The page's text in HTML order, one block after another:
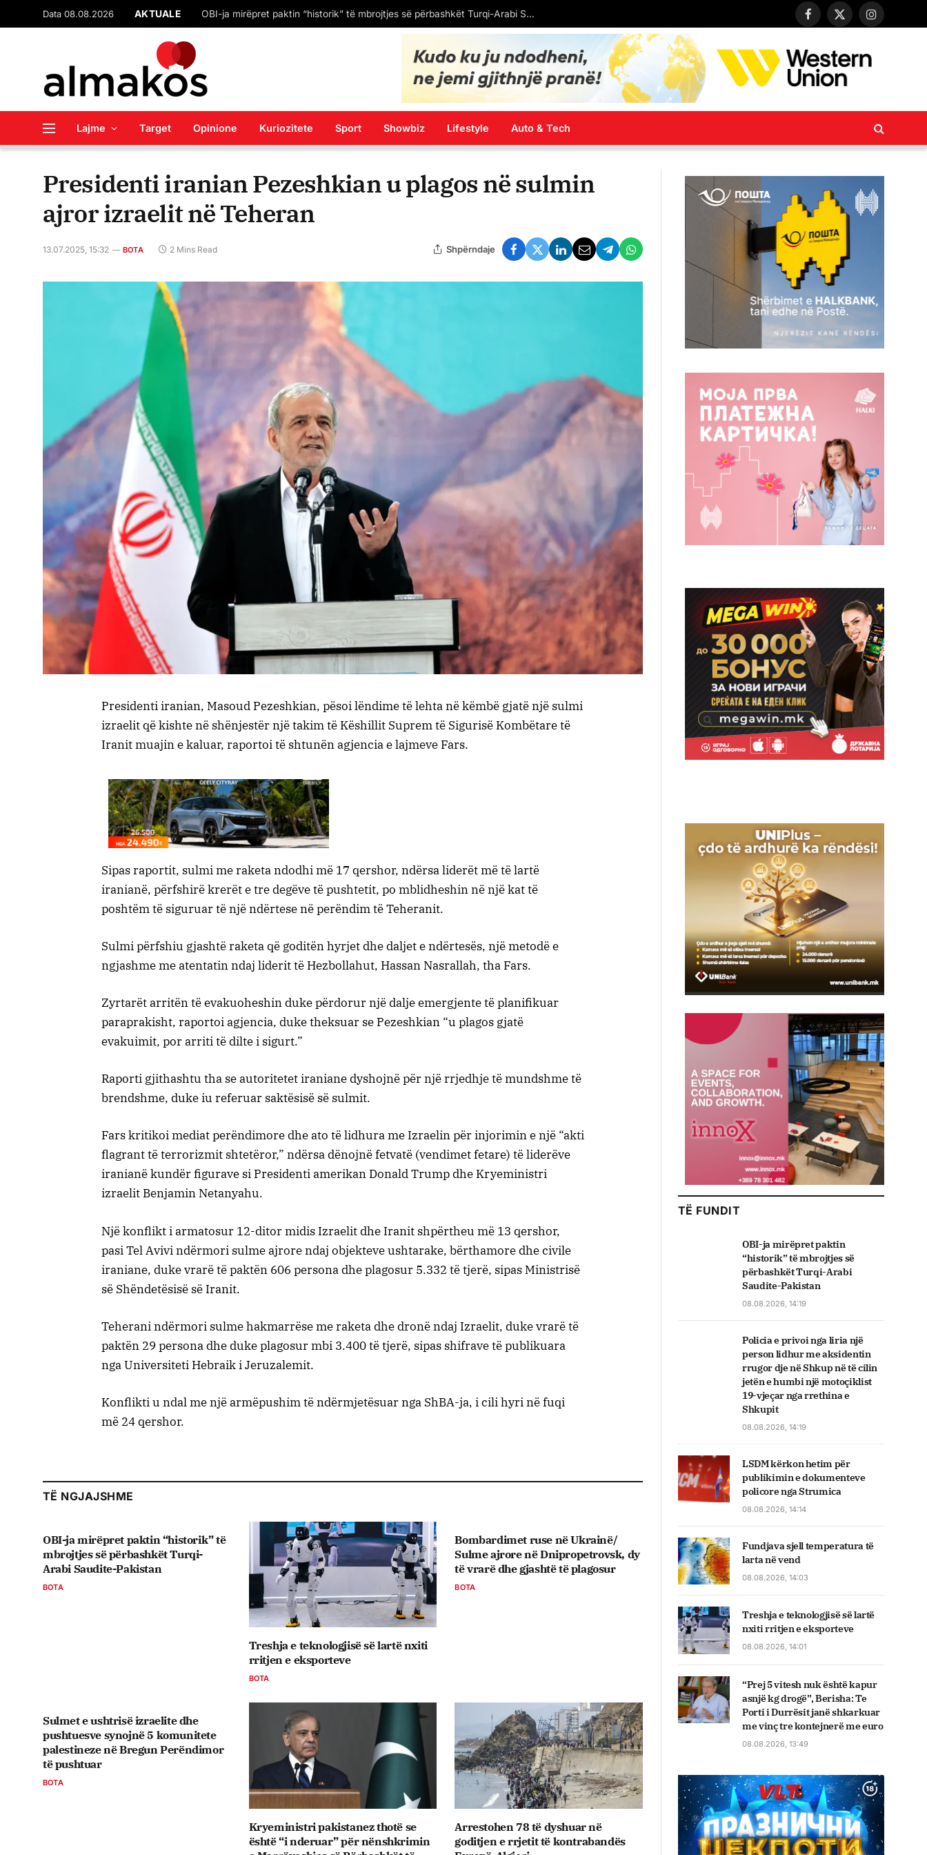
Data 08.08.2026
Policia e privoi nga liria një person lidhur me aksidentin rrugor dje në Shkup në të cilin jetën e humbi një motoçiklist 19-vjeçar nga rrethina e Shkupit
Facebook
X
Instagram
Lajme Target Opinione Kuriozitete Sport Showbiz Lifestyle Auto & Tech
Presidenti iranian Pezeshkian u plagos në sulmin
ajror izraelit në Teheran
13.07.2025, 15:32 BOTA 2 Mins Read Shpërndaje
Presidenti iranian, Masoud Pezeshkian, pësoi lëndime të lehta në këmbë gjatë një sulmi
izraelit që kishte në shënjestër një takim të Këshillit Suprem të Sigurisë Kombëtare të
Iranit muajin e kaluar, raportoi të shtunën agjencia e lajmeve Fars.
Sipas raportit, sulmi me raketa ndodhi më 17 qershor, ndërsa liderët më të lartë
iranianë, përfshirë krerët e tre degëve të pushtetit, po mblidheshin në një kat të
poshtëm të siguruar të një ndërtese në perëndim të Teheranit.
Sulmi përfshiu gjashtë raketa që goditën hyrjet dhe daljet e ndërtesës, një metodë e
ngjashme me atentatin ndaj liderit të Hezbollahut, Hassan Nasrallah, tha Fars.
Zyrtarët arritën të evakuoheshin duke përdorur një dalje emergjente të planifikuar
paraprakisht, raportoi agjencia, duke theksuar se Pezeshkian “u plagos gjatë
evakuimit, por arriti të dilte i sigurt.”
Raporti gjithashtu tha se autoritetet iraniane dyshojnë për një rrjedhje të mundshme të
brendshme, duke iu referuar saktësisë së sulmit.
Fars kritikoi mediat perëndimore dhe ato të lidhura me Izraelin për injorimin e një “akti
flagrant të terrorizmit shtetëror,” ndërsa dënojnë fetvatë (vendimet fetare) të liderëve
iranianë kundër figurave si Presidenti amerikan Donald Trump dhe Kryeministri
izraelit Benjamin Netanyahu.
Një konflikt i armatosur 12-ditor midis Izraelit dhe Iranit shpërtheu më 13 qershor,
pasi Tel Avivi ndërmori sulme ajrore ndaj objekteve ushtarake, bërthamore dhe civile
iraniane, duke vrarë të paktën 606 persona dhe plagosur 5.332 të tjerë, sipas Ministrisë
së Shëndetësisë së Iranit.
Teherani ndërmori sulme hakmarrëse me raketa dhe dronë ndaj Izraelit, duke vrarë të
paktën 29 persona dhe duke plagosur mbi 3.400 të tjerë, sipas shifrave të publikuara
nga Universiteti Hebraik i Jeruzalemit.
Konflikti u ndal me një armëpushim të ndërmjetësuar nga ShBA-ja, i cili hyri në fuqi
më 24 qershor.
TË NGJAJSHME
OBI-ja mirëpret paktin “historik” të
mbrojtjes së përbashkët Turqi-
Arabi Saudite-Pakistan
BOTA
Treshja e teknologjisë së lartë nxiti
rritjen e eksporteve
BOTA
Bombardimet ruse në Ukrainë/
Sulme ajrore në Dnipropetrovsk, dy
të vrarë dhe gjashtë të plagosur
BOTA
Sulmet e ushtrisë izraelite dhe
pushtuesve synojnë 5 komunitete
palestineze në Bregun Perëndimor
të pushtuar
BOTA
Kryeministri pakistanez thotë se
është “i nderuar” për nënshkrimin
Arrestohen 78 të dyshuar në
goditjen e rrjetit të kontrabandës
TË FUNDIT
OBI-ja mirëpret paktin
“historik” të mbrojtjes së
përbashkët Turqi-Arabi
Saudite-Pakistan
08.08.2026, 14:19
Policia e privoi nga liria një
person lidhur me aksidentin
rrugor dje në Shkup në të cilin
jetën e humbi një motoçiklist
19-vjeçar nga rrethina e
Shkupit
08.08.2026, 14:19
LSDM kërkon hetim për
publikimin e dokumenteve
policore nga Strumica
08.08.2026, 14:14
Fundjava sjell temperatura të
larta në vend
08.08.2026, 14:03
Treshja e teknologjisë së lartë
nxiti rritjen e eksporteve
08.08.2026, 14:01
“Prej 5 vitesh nuk është kapur
asnjë kg drogë”, Berisha: Te
Porti i Durrësit janë shkarkuar
me vinç tre kontejnerë me euro
08.08.2026, 13:49